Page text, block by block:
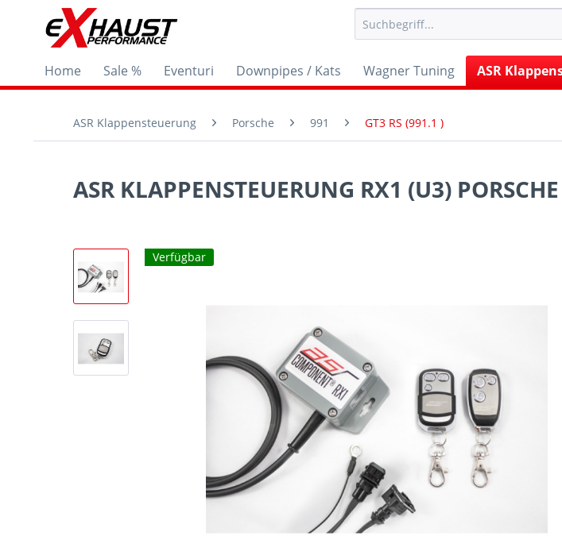
Home Sale % Eventuri Downpipes / Kats Wagner Tuning ASR
ASR Klappensteuerung Porsche 991 GT3 RS (991.1 )
ASR KLAPPENSTEUERUNG RX1 (U3)
Verfügbar